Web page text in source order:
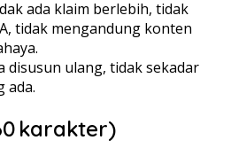
ada klaim berlebih, tidak
tidak mengandung konten
disusun ulang, tidak sekadar
ada.
karakter)